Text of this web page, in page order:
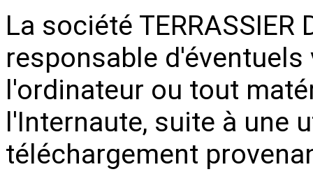
La société
responsable
l'ordinateur ou tout
l'Internaute, suite à une
téléchargement